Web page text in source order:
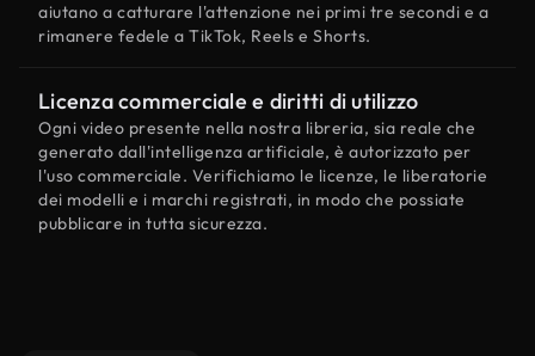
aiutano a catturare l'attenzione nei primi tre secondi e a
rimanere fedele a TikTok, Reels e Shorts.
Licenza commerciale e diritti di utilizzo
Ogni video presente nella nostra libreria, sia reale che
generato dall'intelligenza artificiale, è autorizzato per
l'uso commerciale. Verifichiamo le licenze, le liberatorie
dei modelli e i marchi registrati, in modo che possiate
pubblicare in tutta sicurezza.